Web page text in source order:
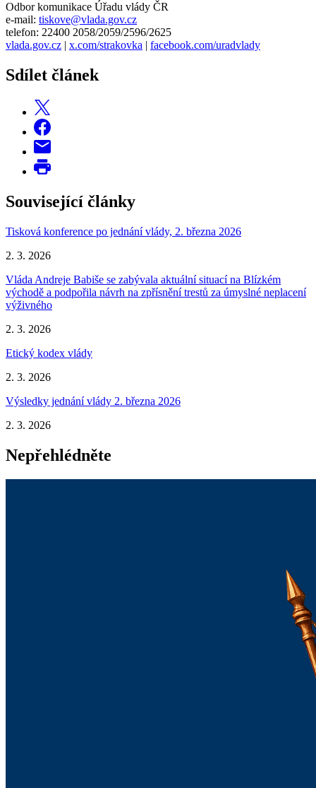
Odbor komunikace Úřadu vlády ČR
e-mail: tiskove@vlada.gov.cz
telefon: 22400 2058/2059/2596/2625
vlada.gov.cz | x.com/strakovka | facebook.com/uradvlady
Sdílet článek
Související články
Tisková konference po jednání vlády, 2. března 2026
2. 3. 2026
Vláda Andreje Babiše se zabývala aktuální situací na Blízkém
východě a podpořila návrh na zpřísnění trestů za úmyslné neplacení
výživného
2. 3. 2026
Etický kodex vlády
2. 3. 2026
Výsledky jednání vlády 2. března 2026
2. 3. 2026
Nepřehlédněte